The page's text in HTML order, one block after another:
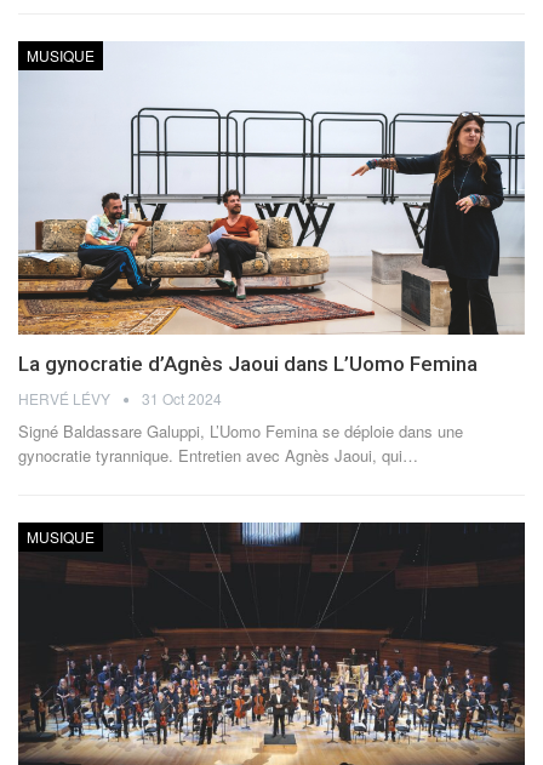
MUSIQUE
La gynocratie d’Agnès Jaoui dans L’Uomo Femina
HERVÉ LÉVY 31 Oct 2024
Signé Baldassare Galuppi, L’Uomo Femina se déploie dans une
gynocratie tyrannique. Entretien avec Agnès Jaoui, qui…
MUSIQUE